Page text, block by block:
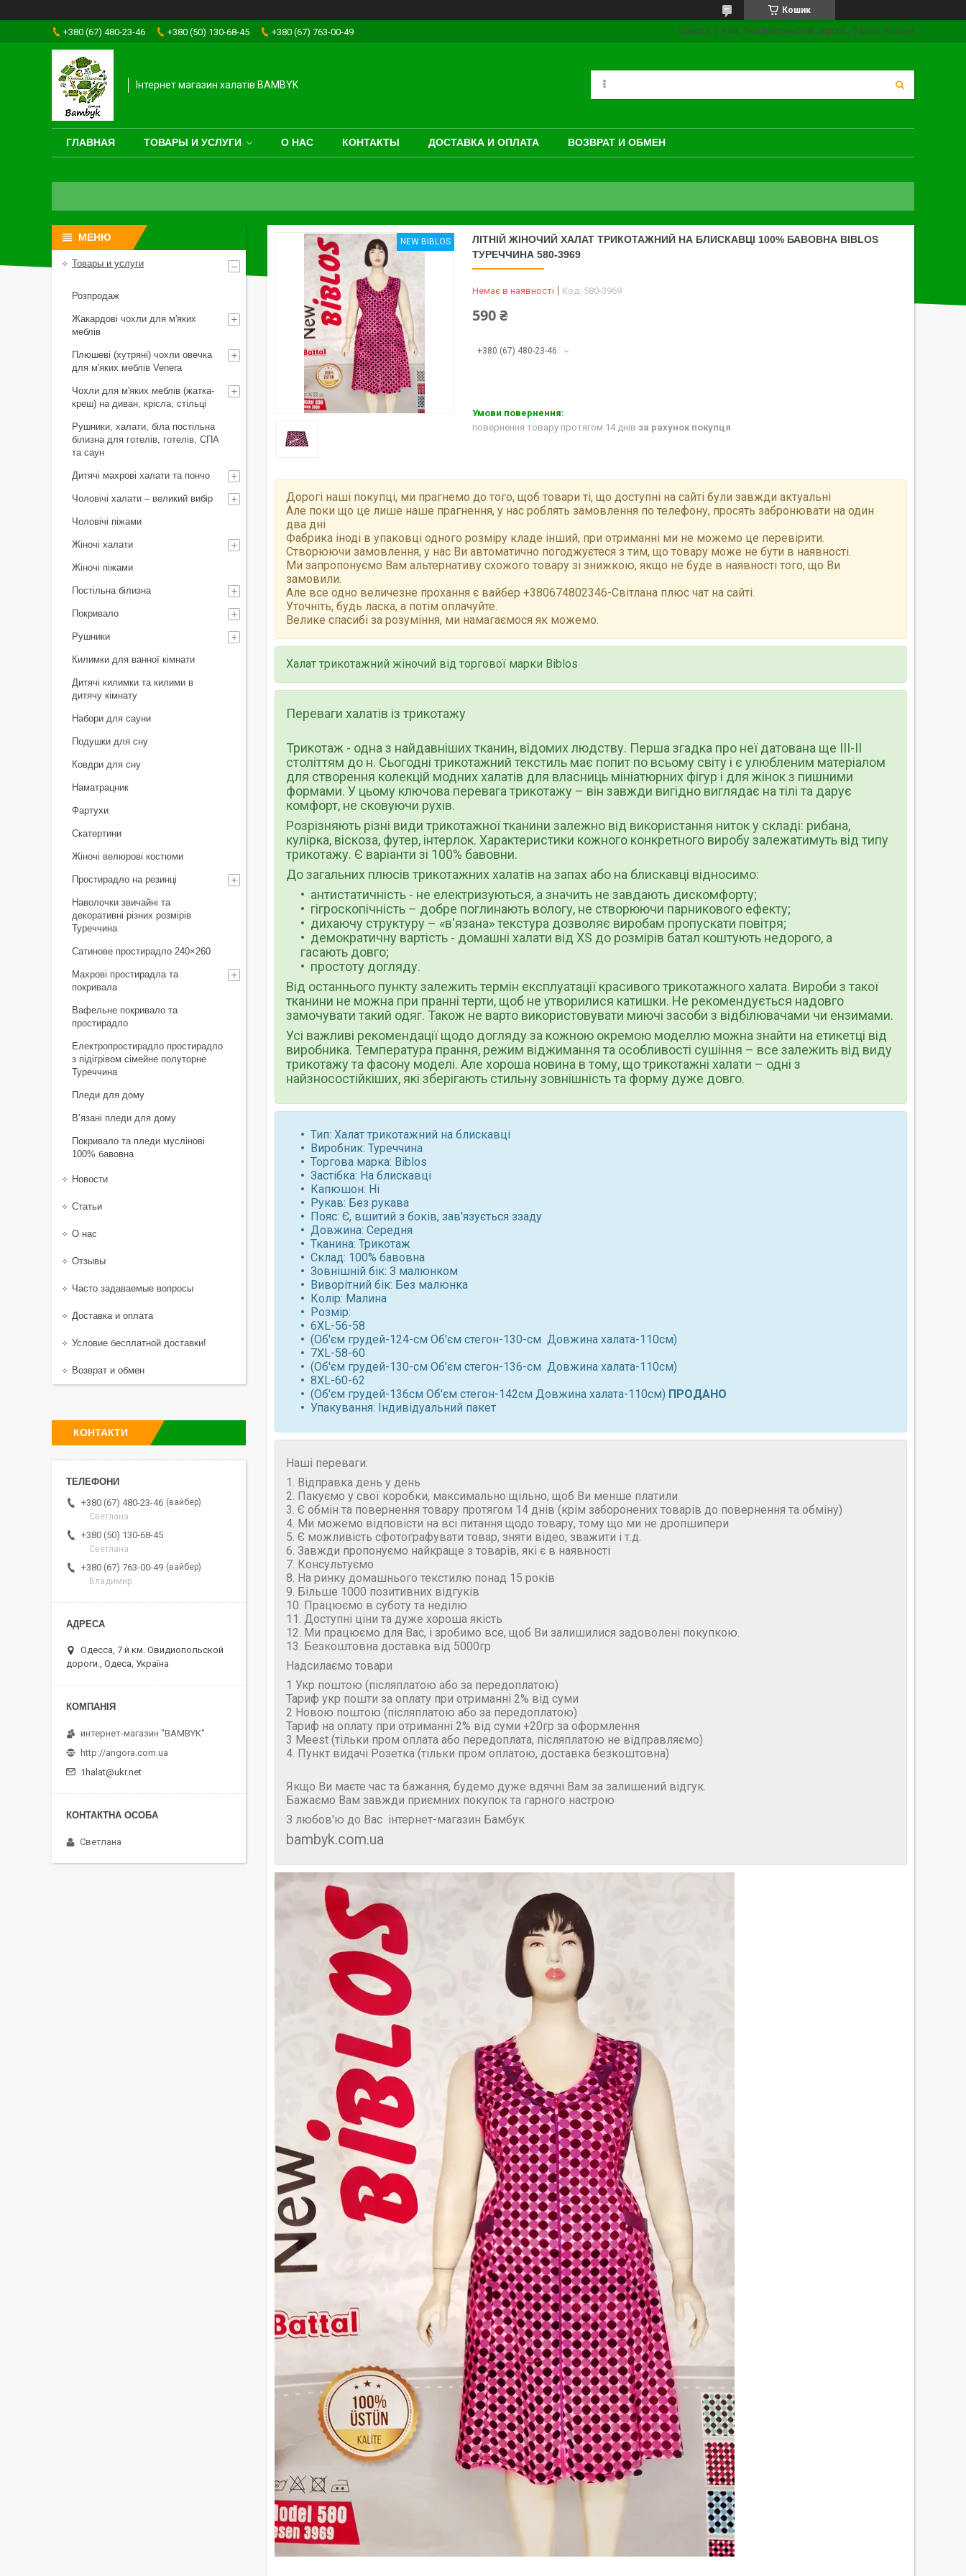
Кошик
+380 (67) 480-23-46 +380 (50) 130-68-45 +380 (67) 763-00-49 Одесса, 7 й км. Овидиопольской дороги., Одеса, Україна
Інтернет магазин халатів BAMBYK
ГЛАВНАЯ ТОВАРЫ И УСЛУГИ О НАС КОНТАКТЫ ДОСТАВКА И ОПЛАТА ВОЗВРАТ И ОБМЕН
NEW BIBLOS
ЛІТНІЙ ЖІНОЧИЙ ХАЛАТ ТРИКОТАЖНИЙ НА БЛИСКАВЦІ 100% БАВОВНА BIBLOS
ТУРЕЧЧИНА 580-3969
Немає в наявності Код: 580-3969
590 ₴
+380 (67) 480-23-46
повернення товару протягом 14 днів за рахунок покупця
Дорогі наші покупці, ми прагнемо до того, щоб товари ті, що доступні на сайті були завжди актуальні
Але поки що це лише наше прагнення, у нас роблять замовлення по телефону, просять забронювати на один
два дні
Фабрика іноді в упаковці одного розміру кладе інший, при отриманні ми не можемо це перевірити.
Створюючи замовлення, у нас Ви автоматично погоджуєтеся з тим, що товару може не бути в наявності.
Ми запропонуємо Вам альтернативу схожого товару зі знижкою, якщо не буде в наявності того, що Ви
замовили.
Але все одно величезне прохання є вайбер +380674802346-Світлана плюс чат на сайті.
Уточніть, будь ласка, а потім оплачуйте.
Велике спасибі за розуміння, ми намагаємося як можемо.
Халат трикотажний жіночий від торгової марки Biblos
Переваги халатів із трикотажу
Трикотаж - одна з найдавніших тканин, відомих людству. Перша згадка про неї датована ще III-II
століттям до н. Сьогодні трикотажний текстиль має попит по всьому світу і є улюбленим матеріалом
для створення колекцій модних халатів для власниць мініатюрних фігур і для жінок з пишними
формами. У цьому ключова перевага трикотажу – він завжди вигідно виглядає на тілі та дарує
комфорт, не сковуючи рухів.
Розрізняють різні види трикотажної тканини залежно від використання ниток у складі: рибана,
кулірка, віскоза, футер, інтерлок. Характеристики кожного конкретного виробу залежатимуть від типу
трикотажу. Є варіанти зі 100% бавовни.
До загальних плюсів трикотажних халатів на запах або на блискавці відносимо:
антистатичність - не електризуються, а значить не завдають дискомфорту;
гігроскопічність – добре поглинають вологу, не створюючи парникового ефекту;
дихаючу структуру – «в'язана» текстура дозволяє виробам пропускати повітря;
демократичну вартість - домашні халати від XS до розмірів батал коштують недорого, а
гасають довго;
простоту догляду.
Від останнього пункту залежить термін експлуатації красивого трикотажного халата. Вироби з такої
тканини не можна при пранні терти, щоб не утворилися катишки. Не рекомендується надовго
замочувати такий одяг. Також не варто використовувати миючі засоби з відбілювачами чи ензимами.
Усі важливі рекомендації щодо догляду за кожною окремою моделлю можна знайти на етикетці від
виробника. Температура прання, режим віджимання та особливості сушіння – все залежить від виду
трикотажу та фасону моделі. Але хороша новина в тому, що трикотажні халати – одні з
найзносостійкіших, які зберігають стильну зовнішність та форму дуже довго.
Тип: Халат трикотажний на блискавці
Виробник: Туреччина
Торгова марка: Biblos
Застібка: На блискавці
Капюшон: Ні
Рукав: Без рукава
Пояс: Є, вшитий з боків, зав'язується ззаду
Довжина: Середня
Тканина: Трикотаж
Склад: 100% бавовна
Зовнішній бік: З малюнком
Виворітний бік: Без малюнка
Колір: Малина
Розмір:
6XL-56-58
(Об'єм грудей-124-см Об'єм стегон-130-см Довжина халата-110см)
7XL-58-60
(Об'єм грудей-130-см Об'єм стегон-136-см Довжина халата-110см)
8XL-60-62
(Об'єм грудей-136см Об'єм стегон-142см Довжина халата-110см) ПРОДАНО
Упакування: Індивідуальний пакет
Наші переваги:
1. Відправка день у день
2. Пакуємо у свої коробки, максимально щільно, щоб Ви менше платили
3. Є обмін та повернення товару протягом 14 днів (крім заборонених товарів до повернення та обміну)
4. Ми можемо відповісти на всі питання щодо товару, тому що ми не дропшипери
5. Є можливість сфотографувати товар, зняти відео, зважити і т.д.
6. Завжди пропонуємо найкраще з товарів, які є в наявності
7. Консультуємо
8. На ринку домашнього текстилю понад 15 років
9. Більше 1000 позитивних відгуків
10. Працюємо в суботу та неділю
11. Доступні ціни та дуже хороша якість
12. Ми працюємо для Вас, і зробимо все, щоб Ви залишилися задоволені покупкою.
13. Безкоштовна доставка від 5000гр
Надсилаємо товари
1 Укр поштою (пiсляплатою або за передоплатою)
Тариф укр пошти за оплату при отриманні 2% від суми
2 Новою поштою (пiсляплатою або за передоплатою)
Тариф на оплату при отриманні 2% від суми +20гр за оформлення
3 Meest (тільки пром оплата або передоплата, післяплатою не відправляємо)
4. Пункт видачі Розетка (тільки пром оплатою, доставка безкоштовна)
Якщо Ви маєте час та бажання, будемо дуже вдячні Вам за залишений відгук.
Бажаємо Вам завжди приємних покупок та гарного настрою
З любов'ю до Вас інтернет-магазин Бамбук
bambyk.com.ua
Товары и услуги
Розпродаж
Жакардові чохли для м'яких
меблів
Плюшеві (хутряні) чохли овечка
для м'яких меблів Venera
Чохли для м'яких меблів (жатка-
креш) на диван, крісла, стільці
Рушники, халати, біла постільна
білизна для готелів, готелів, СПА
та саун
Дитячі махрові халати та пончо
Чоловічі халати – великий вибір
Чоловічі піжами
Жіночі халати
Жіночі піжами
Постільна білизна
Покривало
Рушники
Килимки для ванної кімнати
Дитячі килимки та килими в
дитячу кімнату
Набори для сауни
Подушки для сну
Ковдри для сну
Наматрацник
Фартухи
Скатертини
Жіночі велюрові костюми
Простирадло на резинці
Наволочки звичайні та
декоративні різних розмірів
Туреччина
Сатинове простирадло 240×260
Махрові простирадла та
покривала
Вафельне покривало та
простирадло
Електропростирадло простирадло
з підігрівом сімейне полуторне
Туреччина
Пледи для дому
В’язані пледи для дому
Покривало та пледи муслінові
100% бавовна
Новости
Статьи
О нас
Отзывы
Часто задаваемые вопросы
Доставка и оплата
Условие бесплатной доставки!
Возврат и обмен
КОНТАКТИ
+380 (67) 480-23-46
вайбер
Светлана
+380 (50) 130-68-45
Светлана
+380 (67) 763-00-49
вайбер
Владимир
Одесса, 7 й км. Овидиопольской
дороги., Одеса, Україна
интернет-магазин "BAMBYK"
http://angora.com.ua
1halat@ukr.net
Светлана